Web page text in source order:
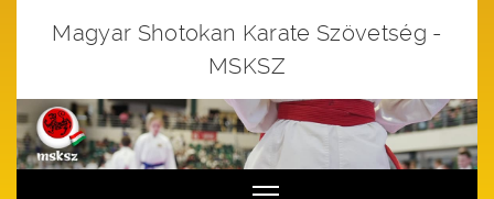
Magyar Shotokan Karate Szövetség -
MSKSZ